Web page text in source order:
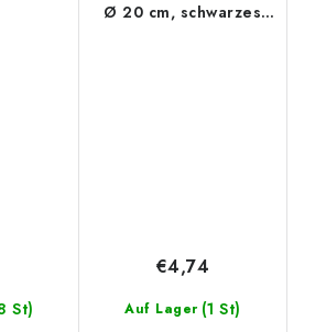
St)
Ø 20 cm, schwarzes
Auf Lager (1 St)
€4,74